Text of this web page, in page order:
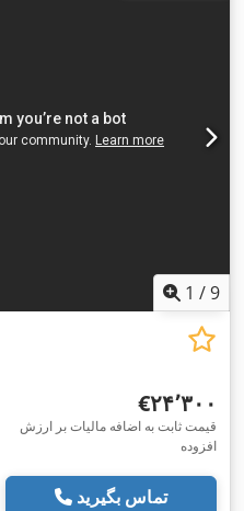
1 /9
‎€۲۴٬۳۰۰
قیمت ثابت به اضافه مالیات بر ارزش
افزوده
تماس بگیرید